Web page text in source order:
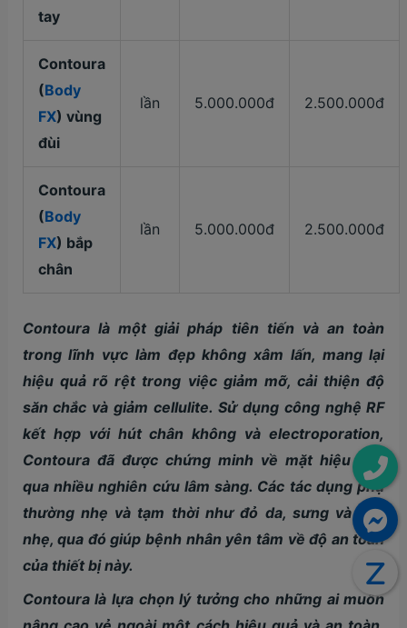
tay
Contoura
(Body
FX) vùng
đùi
lần 5.000.000đ 2.500.000đ
Contoura
(Body
FX) bắp
chân
lần 5.000.000đ 2.500.000đ
Contoura là một giải pháp tiên tiến và an toàn
trong lĩnh vực làm đẹp không xâm lấn, mang lại
hiệu quả rõ rệt trong việc giảm mỡ, cải thiện độ
săn chắc và giảm cellulite. Sử dụng công nghệ RF
kết hợp với hút chân không và electroporation,
Contoura đã được chứng minh về mặt hiệu quả
qua nhiều nghiên cứu lâm sàng. Các tác dụng phụ
thường nhẹ và tạm thời như đỏ da, sưng và đau
nhẹ, qua đó giúp bệnh nhân yên tâm về độ an toàn
của thiết bị này​​.
Contoura là lựa chọn lý tưởng cho những ai muốn